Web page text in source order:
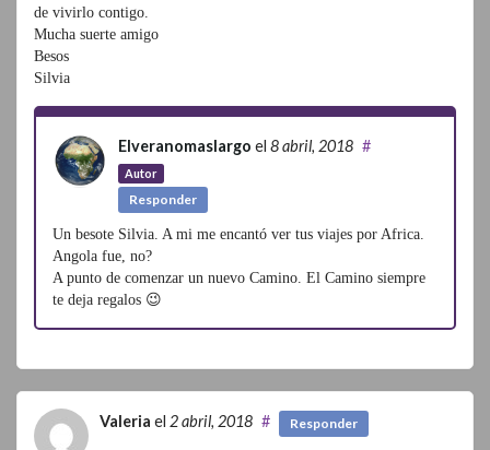
de vivirlo contigo.
Mucha suerte amigo
Besos
Silvia
Elveranomaslargo el 8 abril, 2018
Autor
#
Responder
Un besote Silvia. A mi me encantó ver tus viajes por Africa.
Angola fue, no?
A punto de comenzar un nuevo Camino. El Camino siempre
te deja regalos 😉
Valeria el 2 abril, 2018 # Responder